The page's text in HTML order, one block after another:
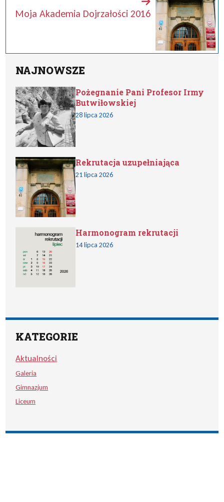
Moja Akademia Dojrzałości 2016
NAJNOWSZE
Pożegnanie Pani Profesor Irmy
Butwiłowskiej
28 lipca 2026
Rekrutacja uzupełniająca
21 lipca 2026
Harmonogram rekrutacji
14 lipca 2026
KATEGORIE
Aktualności
Galeria
Gimnazjum
Liceum